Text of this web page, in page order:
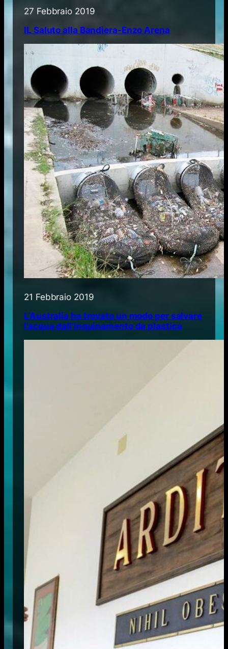
27 Febbraio 2019
IL Saluto alla Bandiera-Enzo Arena
21 Febbraio 2019
L’Australia ha trovato un modo per salvare
l’acqua dall’inquinamento da plastica